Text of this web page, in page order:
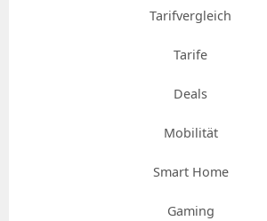
Tarifvergleich
Tarife
Deals
Mobilität
Smart Home
Gaming